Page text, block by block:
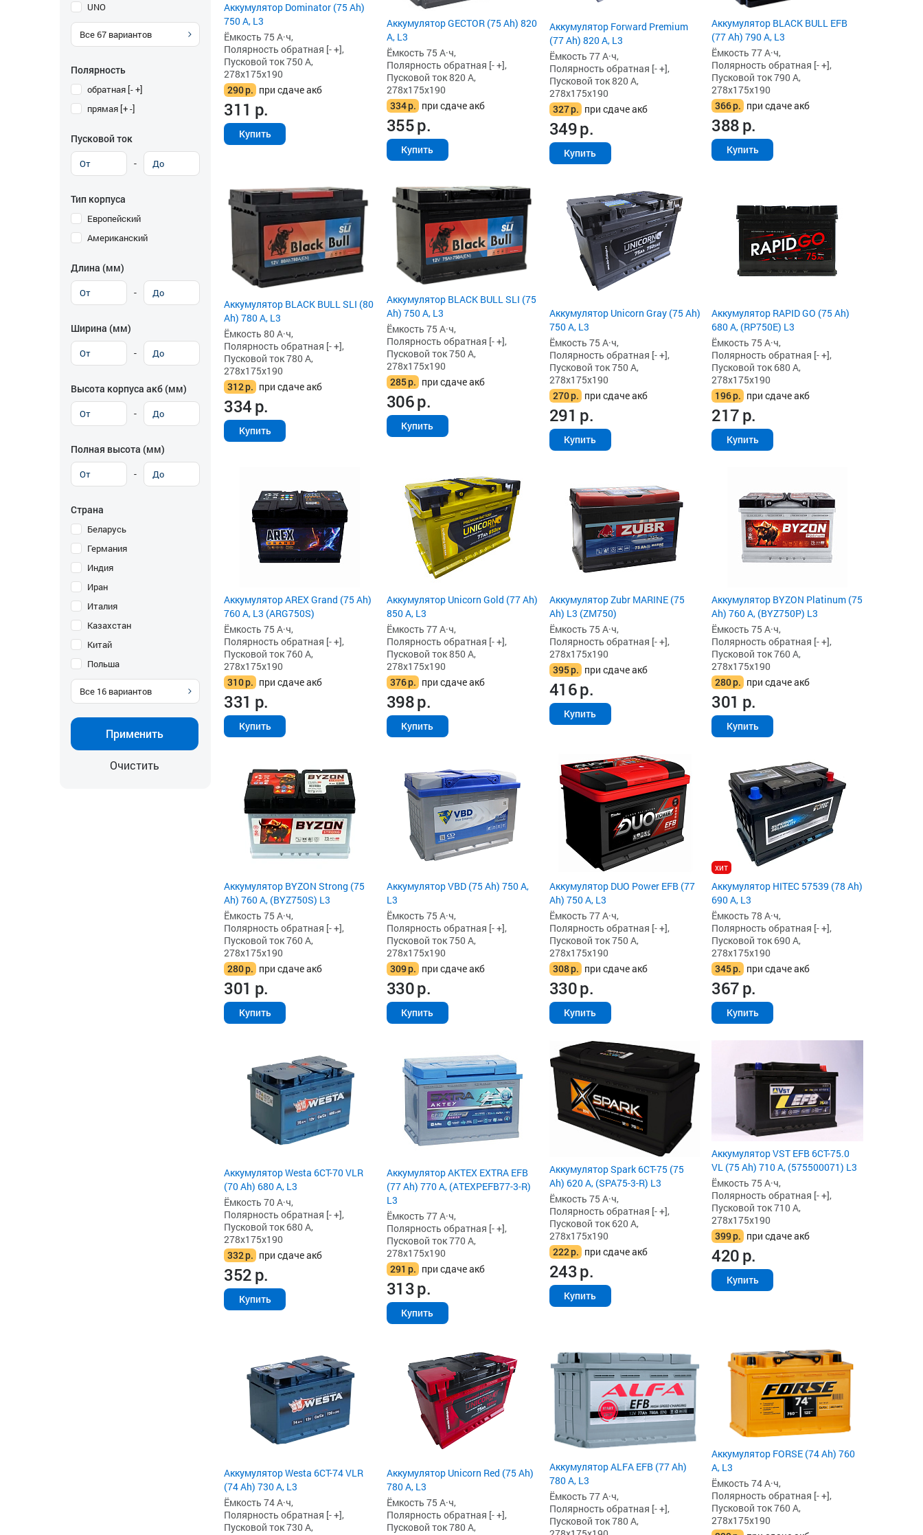
UNO
Все67 вариантов
Полярность
обратная [- +]
прямая [+ -]
Пусковой ток
-
Тип корпуса
Европейский
Американский
Длина (мм)
-
Ширина (мм)
-
Высота корпуса акб (мм)
-
Полная высота (мм)
-
Страна
Беларусь
Германия
Индия
Иран
Италия
Казахстан
Китай
Польша
Все 16 вариантов
Применить
Очистить
Аккумулятор Dominator (75 Ah)
750 А, L3
Ёмкость 75 А·ч,
Полярность обратная [- +],
Пусковой ток 750 А,
278x175x190
290р. при сдаче акб
311 р.
Купить
Аккумулятор GECTOR (75 Ah) 820
А, L3
Ёмкость 75 А·ч,
Полярность обратная [- +],
Пусковой ток 820 А,
278x175x190
334р. при сдаче акб
355р.
Купить
Аккумулятор Forward Premium
(77 Ah) 820 А, L3
Ёмкость 77 А·ч,
Полярность обратная [- +],
Пусковой ток 820 А,
278x175x190
327р. при сдаче акб
349р.
Купить
Аккумулятор BLACK BULL EFB
(77 Ah) 790 А, L3
Ёмкость 77 А·ч,
Полярность обратная [- +],
Пусковой ток 790 А,
278x175x190
366р. при сдаче акб
388р.
Купить
Аккумулятор BLACK BULL SLI (80
Ah) 780 А, L3
Ёмкость 80 А·ч,
Полярность обратная [- +],
Пусковой ток 780 А,
278x175x190
312р. при сдаче акб
334р.
Купить
Аккумулятор BLACK BULL SLI (75
Ah) 750 А, L3
Ёмкость 75 А·ч,
Полярность обратная [- +],
Пусковой ток 750 А,
278x175x190
285р. при сдаче акб
306р.
Купить
Аккумулятор Unicorn Gray (75 Ah)
750 А, L3
Ёмкость 75 А·ч,
Полярность обратная [- +],
Пусковой ток 750 А,
278x175x190
270р. при сдаче акб
291 р.
Купить
Аккумулятор RAPID GO (75 Ah)
680 А, (RP750E) L3
Ёмкость 75 А·ч,
Полярность обратная [- +],
Пусковой ток 680 А,
278x175x190
196р. при сдаче акб
217р.
Купить
Аккумулятор AREX Grand (75 Ah)
760 А, L3 (ARG750S)
Ёмкость 75 А·ч,
Полярность обратная [- +],
Пусковой ток 760 А,
278x175x190
310р. при сдаче акб
331 р.
Купить
Аккумулятор Unicorn Gold (77 Ah)
850 А, L3
Ёмкость 77 А·ч,
Полярность обратная [- +],
Пусковой ток 850 А,
278x175x190
376р. при сдаче акб
398р.
Купить
Аккумулятор Zubr MARINE (75
Ah) L3 (ZM750)
Ёмкость 75 А·ч,
Полярность обратная [- +],
278x175x190
395р. при сдаче акб
416р.
Купить
Аккумулятор BYZON Platinum (75
Ah) 760 А, (BYZ750P) L3
Ёмкость 75 А·ч,
Полярность обратная [- +],
Пусковой ток 760 А,
278x175x190
280р. при сдаче акб
301 р.
Купить
Аккумулятор BYZON Strong (75
Ah) 760 А, (BYZ750S) L3
Ёмкость 75 А·ч,
Полярность обратная [- +],
Пусковой ток 760 А,
278x175x190
280р. при сдаче акб
301 р.
Купить
Аккумулятор VBD (75 Ah) 750 А,
L3
Ёмкость 75 А·ч,
Полярность обратная [- +],
Пусковой ток 750 А,
278x175x190
309р. при сдаче акб
330р.
Купить
Аккумулятор DUO Power EFB (77
Ah) 750 А, L3
Ёмкость 77 А·ч,
Полярность обратная [- +],
Пусковой ток 750 А,
278x175x190
308р. при сдаче акб
330р.
Купить
хит
Аккумулятор HITEC 57539 (78 Ah)
690 А, L3
Ёмкость 78 А·ч,
Полярность обратная [- +],
Пусковой ток 690 А,
278x175x190
345р. при сдаче акб
367р.
Купить
Аккумулятор Westa 6СТ-70 VLR
(70 Ah) 680 А, L3
Ёмкость 70 А·ч,
Полярность обратная [- +],
Пусковой ток 680 А,
278x175x190
332р. при сдаче акб
352р.
Купить
Аккумулятор AKTEX EXTRA EFB
(77 Ah) 770 А, (ATEXPEFB77-3-R)
L3
Ёмкость 77 А·ч,
Полярность обратная [- +],
Пусковой ток 770 А,
278x175x190
291 р. при сдаче акб
313р.
Купить
Аккумулятор Spark 6СТ-75 (75
Ah) 620 А, (SPA75-3-R) L3
Ёмкость 75 А·ч,
Полярность обратная [- +],
Пусковой ток 620 А,
278x175x190
222р. при сдаче акб
243р.
Купить
Аккумулятор VST EFB 6СТ-75.0
VL (75 Ah) 710 А, (575500071) L3
Ёмкость 75 А·ч,
Полярность обратная [- +],
Пусковой ток 710 А,
278x175x190
399р. при сдаче акб
420р.
Купить
Аккумулятор Westa 6СТ-74 VLR
(74 Ah) 730 А, L3
Ёмкость 74 А·ч,
Полярность обратная [- +],
Пусковой ток 730 А,
Аккумулятор Unicorn Red (75 Ah)
780 А, L3
Ёмкость 75 А·ч,
Полярность обратная [- +],
Пусковой ток 780 А,
Аккумулятор ALFA EFB (77 Ah)
780 А, L3
Ёмкость 77 А·ч,
Полярность обратная [- +],
Пусковой ток 780 А,
Аккумулятор FORSE (74 Ah) 760
А, L3
Ёмкость 74 А·ч,
Полярность обратная [- +],
Пусковой ток 760 А,
278x175x190